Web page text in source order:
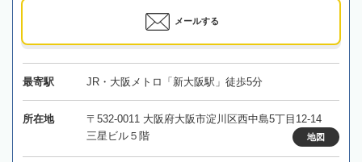
メールする
最寄駅 JR・大阪メトロ「新大阪駅」徒歩5分
所在地
〒532-0011 大阪府大阪市淀川区西中島5丁目12-14
三星ビル５階
地図